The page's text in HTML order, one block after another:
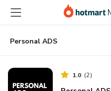
para
conteúdo
principal
para
pagamento
para
rodapé
Personal ADS
1.0 (2)